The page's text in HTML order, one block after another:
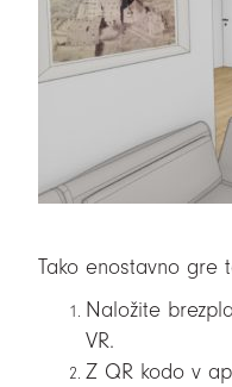
Tako enostavno gre
Naložite
VR.
Z QR kodo v